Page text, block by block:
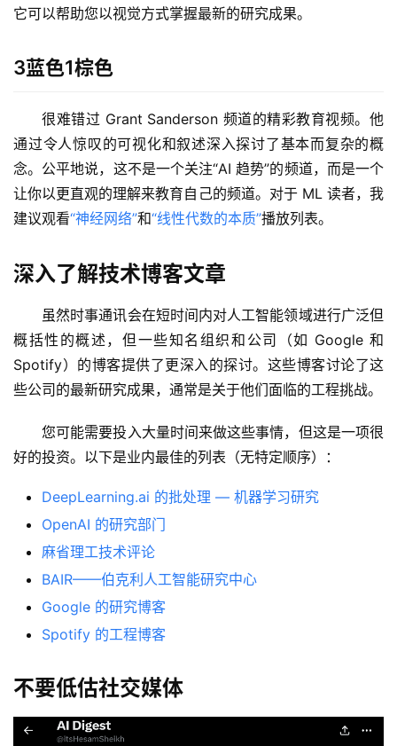
泽
梦
I
产
品
目
录
行
讯
A
费
课
V
课
关
于
登录 注册
它可以帮助您以视觉方式掌握最新的研究成果。
3蓝色1棕色
很难错过 Grant Sanderson 频道的精彩教育视频。他
通过令人惊叹的可视化和叙述深入探讨了基本而复杂的概
念。公平地说，这不是一个关注“AI 趋势”的频道，而是一个
让你以更直观的理解来教育自己的频道。对于 ML 读者，我
建议观看“神经网络”和“线性代数的本质”播放列表。
深入了解技术博客文章
虽然时事通讯会在短时间内对人工智能领域进行广泛但
概括性的概述，但一些知名组织和公司（如 Google 和
Spotify）的博客提供了更深入的探讨。这些博客讨论了这
些公司的最新研究成果，通常是关于他们面临的工程挑战。
您可能需要投入大量时间来做这些事情，但这是一项很
好的投资。以下是业内最佳的列表（无特定顺序）：
DeepLearning.ai 的批处理 — 机器学习研究
OpenAI 的研究部门
麻省理工技术评论
BAIR——伯克利人工智能研究中心
Google 的研究博客
Spotify 的工程博客
不要低估社交媒体